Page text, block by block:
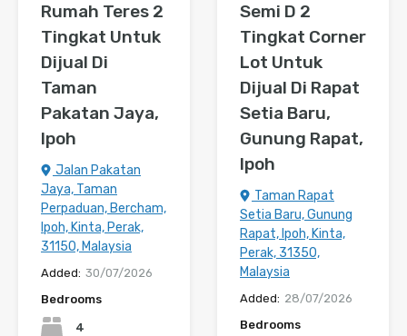
Rumah Teres 2
Tingkat Untuk
Dijual Di
Taman
Pakatan Jaya,
Ipoh
Jalan Pakatan
Jaya, Taman
Perpaduan, Bercham,
Ipoh, Kinta, Perak,
31150, Malaysia
Added: 30/07/2026
Bedrooms
4
Semi D 2
Tingkat Corner
Lot Untuk
Dijual Di Rapat
Setia Baru,
Gunung Rapat,
Ipoh
Taman Rapat
Setia Baru, Gunung
Rapat, Ipoh, Kinta,
Perak, 31350,
Malaysia
Added: 28/07/2026
Bedrooms